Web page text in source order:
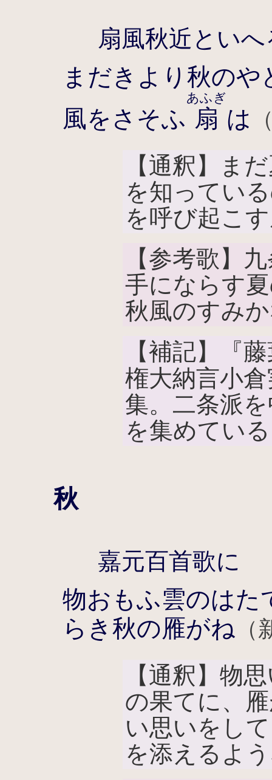
扇風秋近とい
まだきより秋の
風をさそふ 扇
あふぎ
は
【通釈】ま
を知ってい
を呼び起こ
【参考歌】
手にならす
秋風のすみ
【補記】『
権大納言小
集。二条派
を集めてい
秋
嘉元百首歌に
物おもふ雲のはた
らき秋の雁がね
【通釈】物
の果てに、
い思いをし
を添えるよ